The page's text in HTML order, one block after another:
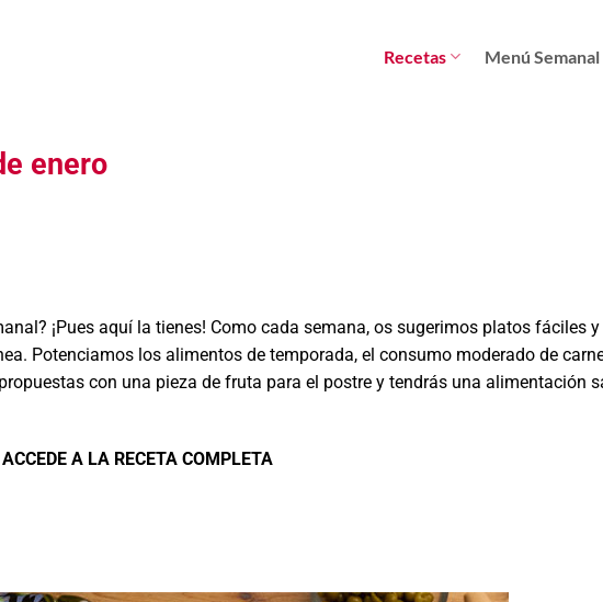
Recetas Menú Semanal
enero
¡Pues aquí la tienes! Como cada semana, os sugerimos platos fáciles y
Potenciamos los alimentos de temporada, el consumo moderado de
con una pieza de fruta para el postre y tendrás una alimentación
A LA RECETA COMPLETA